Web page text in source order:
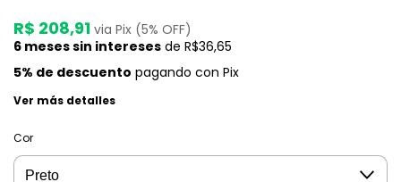
R$ 208,91 via Pix (5% OFF)
6 meses sin intereses de R$36,65
5% de descuento pagando con Pix
Ver más detalles
Cor